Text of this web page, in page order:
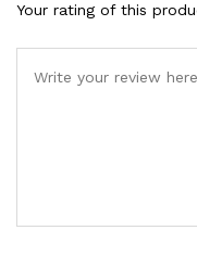
Your rating of this